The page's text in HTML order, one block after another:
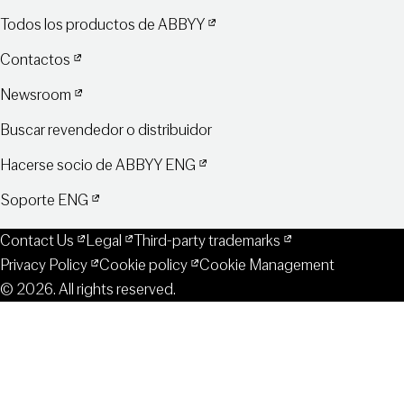
Todos los productos de ABBYY
Contactos
Newsroom
Buscar revendedor o distribuidor
Hacerse socio de ABBYY ENG
Soporte ENG
Contact Us Legal
Third-party trademarks
Privacy Policy
Cookie policy
Cookie Management
© 2026. All rights reserved.